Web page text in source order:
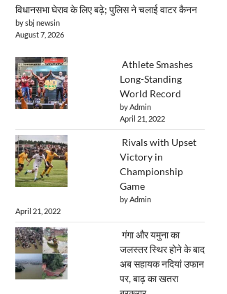
विधानसभा घेराव के लिए बढ़े; पुलिस ने चलाई वाटर कैनन
by sbj newsin
August 7, 2026
Athlete Smashes
Long-Standing
World Record
by Admin
April 21, 2022
Rivals with Upset
Victory in
Championship
Game
by Admin
April 21, 2022
गंगा और यमुना का
जलस्तर स्थिर होने के बाद
अब सहायक नदियां उफान
पर, बाढ़ का खतरा